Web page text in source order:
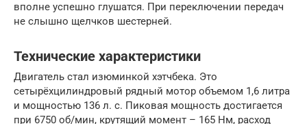
вполне успешно глушатся. При переключении передач
не слышно щелчков шестерней.
Технические характеристики
Двигатель стал изюминкой хэтчбека. Это
сетырёхцилиндровый рядный мотор объемом 1,6 литра
и мощностью 136 л. с. Пиковая мощность достигается
при 6750 об/мин, крутящий момент – 165 Нм, расход